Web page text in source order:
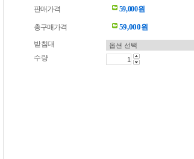
판매가격 59,000원
총구매가격 59,000원
받침대
수량